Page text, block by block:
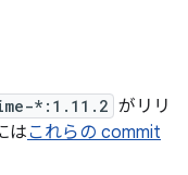
*:1.11.2 がリリ
はこれらの commit